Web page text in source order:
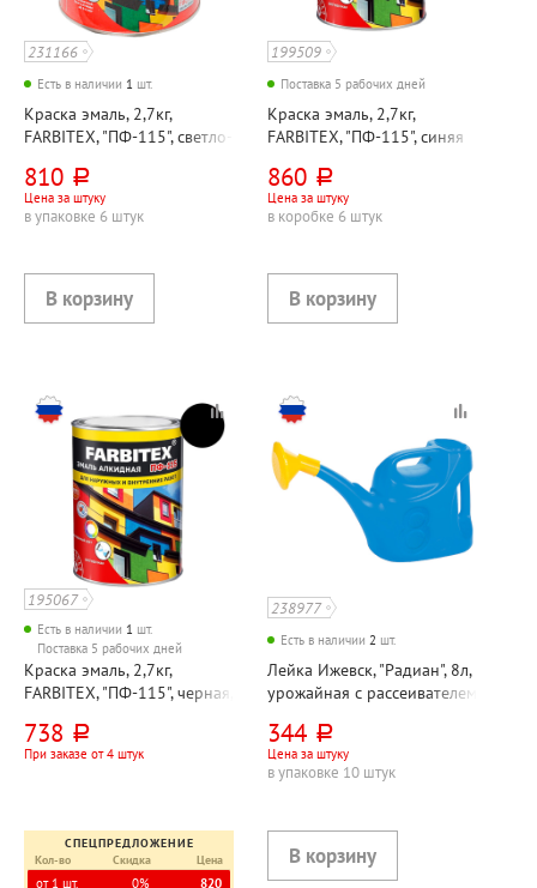
231166
Есть в наличии 1 шт.
Краска эмаль, 2,7кг,
FARBITEX, "ПФ-115", светло-
810 руб.
Цена за штуку
в упаковке 6 штук
199509
Поставка 5 рабочих дней
Краска эмаль, 2,7кг,
FARBITEX, "ПФ-115", синяя
860 руб.
Цена за штуку
в коробке 6 штук
195067
Есть в наличии 1 шт.
Поставка 5 рабочих дней
Краска эмаль, 2,7кг,
FARBITEX, "ПФ-115", черная,
738 руб.
При заказе от 4 штук
СПЕЦПРЕДЛОЖЕНИЕ
Кол-во
Скидка Цена
от 1 шт. 0%
820
238977
Есть в наличии 2 шт.
Лейка Ижевск, "Радиан", 8л,
урожайная с рассеивателем
344 руб.
Цена за штуку
в упаковке 10 штук